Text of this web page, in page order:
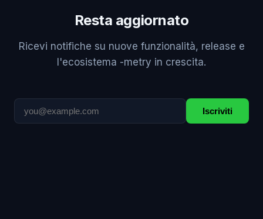
Resta aggiornato
Ricevi notifiche su nuove funzionalità, release e
l'ecosistema -metry in crescita.
Iscriviti